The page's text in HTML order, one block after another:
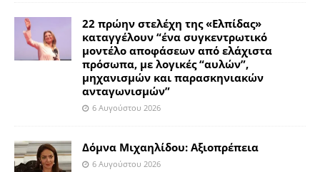
22 πρώην στελέχη της «Ελπίδας»
καταγγέλουν “ένα συγκεντρωτικό
μοντέλο αποφάσεων από ελάχιστα
πρόσωπα, με λογικές “αυλών”,
μηχανισμών και παρασκηνιακών
ανταγωνισμών”
6 Αυγούστου 2026
Δόμνα Μιχαηλίδου: Αξιοπρέπεια
6 Αυγούστου 2026